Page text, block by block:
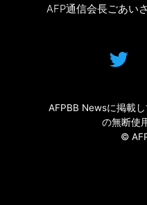
AFP通信会長ごあい
AFPBB Newsに掲載
の無断使
©